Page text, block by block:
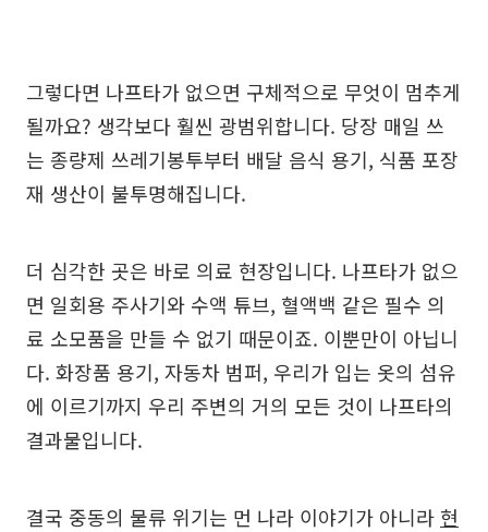
그렇다면 나프타가 없으면 구체적으로 무엇이 멈추게
될까요? 생각보다 훨씬 광범위합니다. 당장 매일 쓰
는 종량제 쓰레기봉투부터 배달 음식 용기, 식품 포장
재 생산이 불투명해집니다.
더 심각한 곳은 바로 의료 현장입니다. 나프타가 없으
면 일회용 주사기와 수액 튜브, 혈액백 같은 필수 의
료 소모품을 만들 수 없기 때문이죠. 이뿐만이 아닙니
다. 화장품 용기, 자동차 범퍼, 우리가 입는 옷의 섬유
에 이르기까지 우리 주변의 거의 모든 것이 나프타의
결과물입니다.
결국 중동의 물류 위기는 먼 나라 이야기가 아니라 현